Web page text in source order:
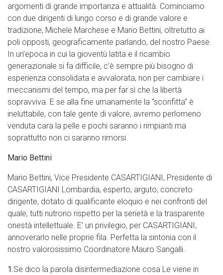
argomenti di grande importanza e attualità. Cominciamo
con due dirigenti di lungo corso e di grande valore e
tradizione, Michele Marchese e Mario Bettini, oltretutto ai
poli opposti, geograficamente parlando, del nostro Paese.
In un’epoca in cui la gioventù latita e il ricambio
generazionale si fa difficile, c’è sempre più bisogno di
esperienza consolidata e avvalorata, non per cambiare i
meccanismi del tempo, ma per far sì che la libertà
sopravviva. E se alla fine umanamente la “sconfitta” è
ineluttabile, con tale gente di valore, avremo perlomeno
venduta cara la pelle e pochi saranno i rimpianti ma
soprattutto non ci saranno rimorsi.
Mario Bettini
Mario Bettini, Vice Presidente CASARTIGIANI, Presidente di
CASARTIGIANI Lombardia, esperto, arguto, concreto
dirigente, dotato di qualificante eloquio e nei confronti del
quale, tutti nutrono rispetto per la serietà e la trasparente
onestà intellettuale. E’ un privilegio, per CASARTIGIANI,
annoverarlo nelle proprie fila. Perfetta la sintonia con il
nostro valorosissimo Coordinatore Mauro Sangalli.
1.Se dico la parola disintermediazione cosa Le viene in